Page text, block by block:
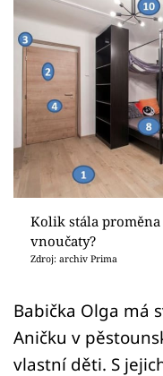
Design
Sledujte prima+
Přihlášení
Sledujte nás
Kolik stála
vnoučaty?
Zdroj: archiv Prima
Babička Olga má
Aničku v
vlastní děti. S